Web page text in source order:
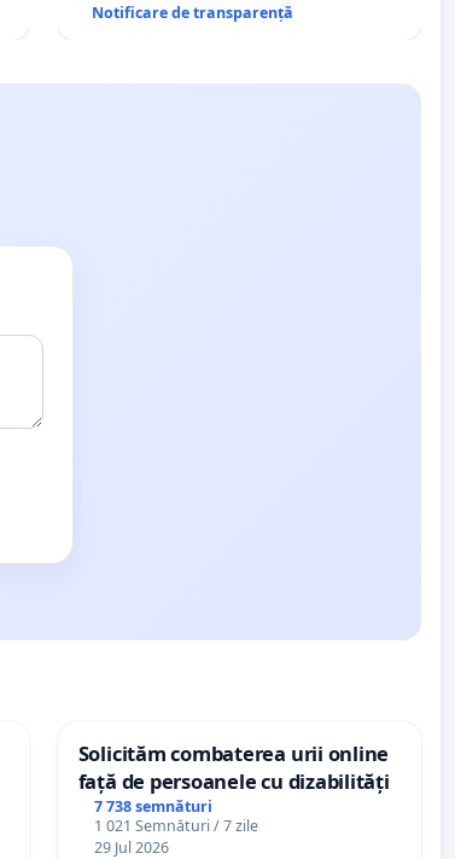
Notificare de transparență
Solicităm combaterea urii online
față de persoanele cu dizabilități
7 738 semnături
1 021 Semnături / 7 zile
29 Jul 2026